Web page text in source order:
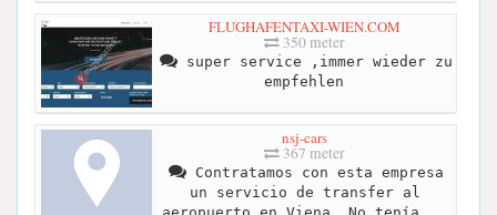
FLUGHAFENTAXI-WIEN.COM
350 meter
super service ,immer wieder zu
empfehlen
nsj-cars
367 meter
Contratamos con esta empresa
un servicio de transfer al